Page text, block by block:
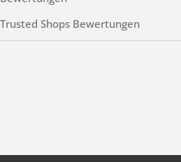
Trusted Shops Bewertungen